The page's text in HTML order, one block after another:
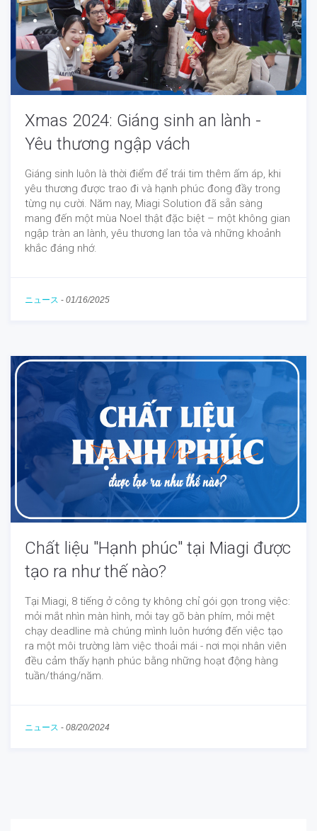
Xmas 2024: Giáng sinh an lành -
Yêu thương ngập vách
Giáng sinh luôn là thời điểm để trái tim thêm ấm áp, khi
yêu thương được trao đi và hạnh phúc đong đầy trong
từng nụ cười. Năm nay, Miagi Solution đã sẵn sàng
mang đến một mùa Noel thật đặc biệt – một không gian
ngập tràn an lành, yêu thương lan tỏa và những khoảnh
khắc đáng nhớ.
ニュース - 01/16/2025
Chất liệu "Hạnh phúc" tại Miagi được
tạo ra như thế nào?
Tại Miagi, 8 tiếng ở công ty không chỉ gói gọn trong việc:
mỏi mắt nhìn màn hình, mỏi tay gõ bàn phím, mỏi mệt
chạy deadline mà chúng mình luôn hướng đến việc tạo
ra một môi trường làm việc thoải mái - nơi mọi nhân viên
đều cảm thấy hạnh phúc bằng những hoạt động hàng
tuần/tháng/năm.
ニュース - 08/20/2024